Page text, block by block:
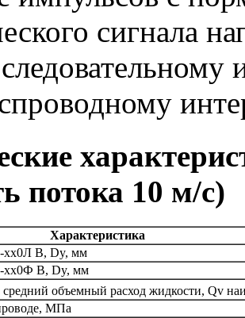
сигнала
потока 10 м/с)
Характеристика
хх0Л В, Dy, мм
хх0Ф В, Dy, мм
объемный расход жидкости, Qv
МПа